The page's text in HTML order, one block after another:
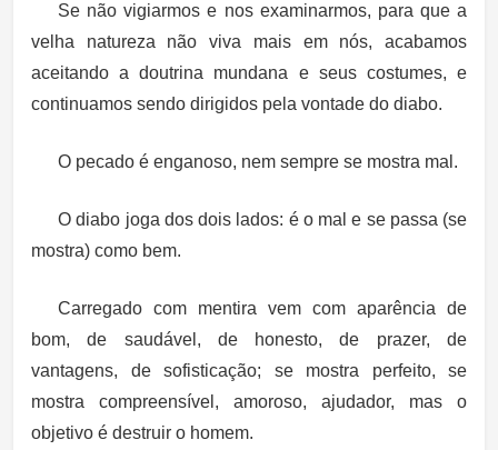
Se não vigiarmos e nos examinarmos, para que a
velha natureza não viva mais em nós, acabamos
aceitando a doutrina mundana e seus costumes, e
continuamos sendo dirigidos pela vontade do diabo.
O pecado é enganoso, nem sempre se mostra mal.
O diabo joga dos dois lados: é o mal e se passa (se
mostra) como bem.
Carregado com mentira vem com aparência de
bom, de saudável, de honesto, de prazer, de
vantagens, de sofisticação; se mostra perfeito, se
mostra compreensível, amoroso, ajudador, mas o
objetivo é destruir o homem.